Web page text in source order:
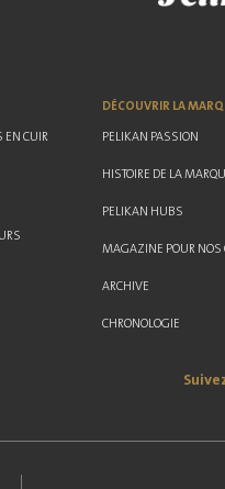
EN CUIR
DÉCOUVRIR LA
PELIKAN PASSION
HISTOIRE DE LA
PELIKAN HUBS
MAGAZINE POUR NOS
ARCHIVE
CHRONOLOGIE